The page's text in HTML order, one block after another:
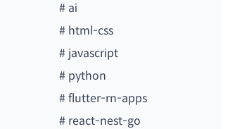
# ai
# html-css
# javascript
# python
#flutter-rn-apps
# react-nest-go